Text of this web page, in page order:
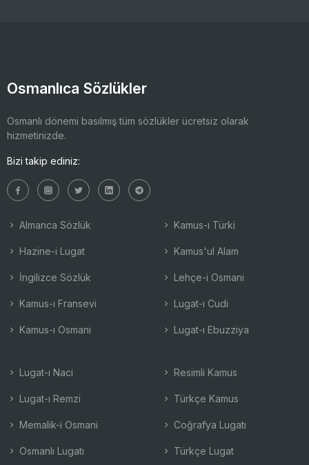
Osmanlıca Sözlükler
Osmanlı dönemi basılmış tüm sözlükler ücretsiz olarak
hizmetinizde.
Bizi takip ediniz:
Almanca Sözlük
Hazine-i Lugat
İngilizce Sözlük
Kamus-ı Fransevi
Kamus-ı Osmani
Kamus-ı Türki
Kamus'ul Alam
Lehçe-i Osmani
Lugat-ı Cudi
Lugat-ı Ebuzziya
Lugat-ı Naci
Lugat-ı Remzi
Memalik-i Osmani
Osmanlı Lugatı
Resimli Kamus
Türkçe Kamus
Coğrafya Lugatı
Türkçe Lugat